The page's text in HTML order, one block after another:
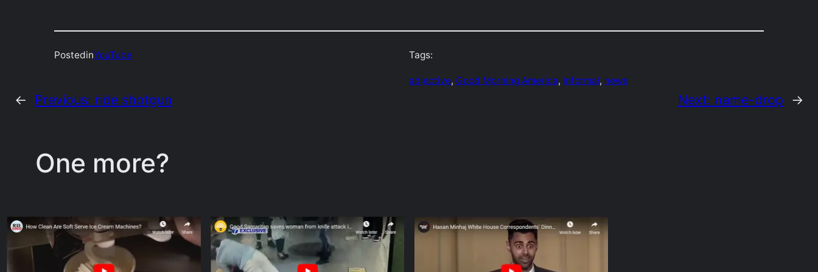
PostedinYouTube Tags:
adjective, Good Morning America, informal, news
← Previous: ride shotgun Next: name-drop →
One more?